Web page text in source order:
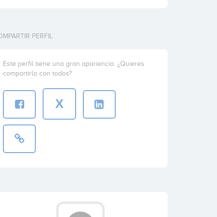
PERFIL
Este perfil tiene una gran apariencia. ¿Quieres
compartirlo con todos?
X